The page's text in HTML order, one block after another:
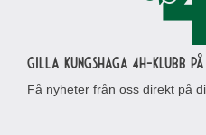
Gilla Kungshaga 4H-klubb
Få nyheter från oss direkt på